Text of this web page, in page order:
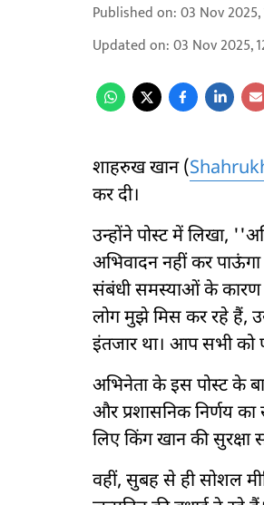
Published on:03 Nov
Updated on:03 Nov 2025,
शाहरुख खान (
कर दी।
उन्होंने पोस्ट में लिखा,
अभिवादन नहीं कर
संबंधी समस्याओं के कारण
लोग मुझे मिस कर रहे हैं,
इंतजार था। आप सभी को
अभिनेता के इस पोस्ट के
और प्रशासनिक निर्णय
लिए किंग खान की
वहीं, सुबह से ही सोशल